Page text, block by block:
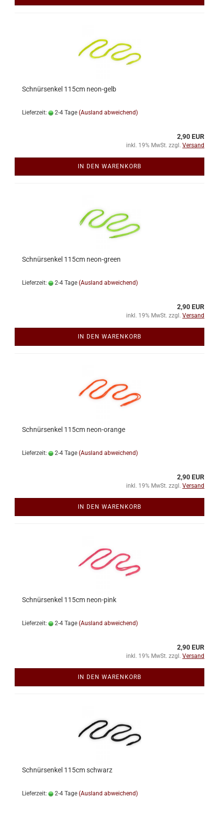
Schnürsenkel 115cm neon-gelb
Lieferzeit: 2-4 Tage (Ausland abweichend)
2,90 EUR
inkl. 19% MwSt. zzgl. Versand
IN DEN WARENKORB
Schnürsenkel 115cm neon-green
Lieferzeit: 2-4 Tage (Ausland abweichend)
2,90 EUR
inkl. 19% MwSt. zzgl. Versand
IN DEN WARENKORB
Schnürsenkel 115cm neon-orange
Lieferzeit: 2-4 Tage (Ausland abweichend)
2,90 EUR
inkl. 19% MwSt. zzgl. Versand
IN DEN WARENKORB
Schnürsenkel 115cm neon-pink
Lieferzeit: 2-4 Tage (Ausland abweichend)
2,90 EUR
inkl. 19% MwSt. zzgl. Versand
IN DEN WARENKORB
Schnürsenkel 115cm schwarz
Lieferzeit: 2-4 Tage (Ausland abweichend)